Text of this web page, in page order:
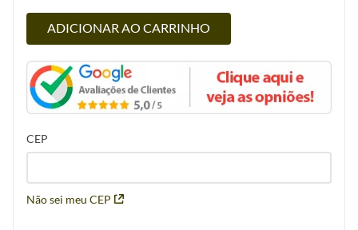
ADICIONAR AO CARRINHO
CEP
Não sei meu CEP